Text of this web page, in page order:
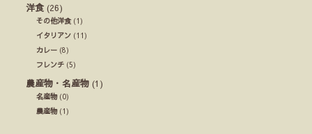
洋食 (26)
その他洋食(1)
イタリアン (11)
カレー (8)
フレンチ (5)
農産物・名産物 (1)
名産物(0)
農産物(1)